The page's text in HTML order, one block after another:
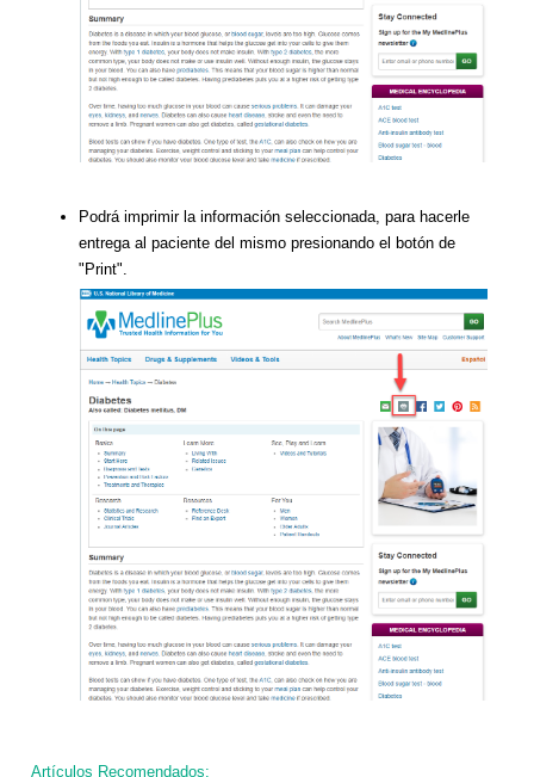
Podrá imprimir la información seleccionada, para hacerle
entrega al paciente del mismo presionando el botón de
"Print".
Artículos Recomendados: